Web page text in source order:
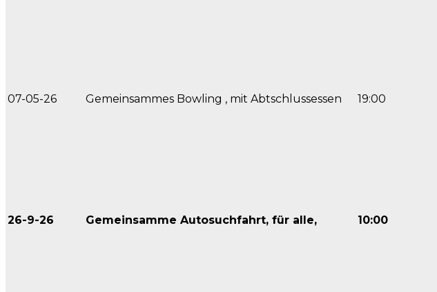
07-05-26 Gemeinsammes Bowling , mit Abtschlussessen 19:00
26-9-26 Gemeinsamme Autosuchfahrt, für alle, 10:00